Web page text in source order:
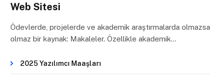
Web Sitesi
Ödevlerde, projelerde ve akademik araştırmalarda olmazsa
olmaz bir kaynak: Makaleler. Özellikle akademik…
2025 Yazılımcı Maaşları